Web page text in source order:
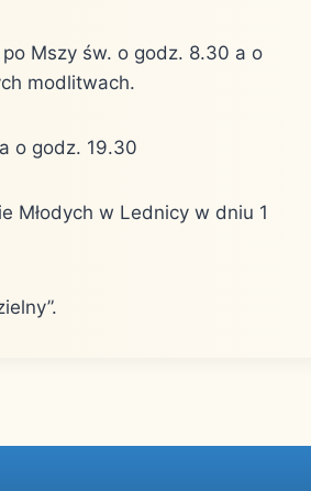
Mszy św. o godz. 8.30 a o
modlitwach.
o godz. 19.30
Młodych w Lednicy w dniu 1